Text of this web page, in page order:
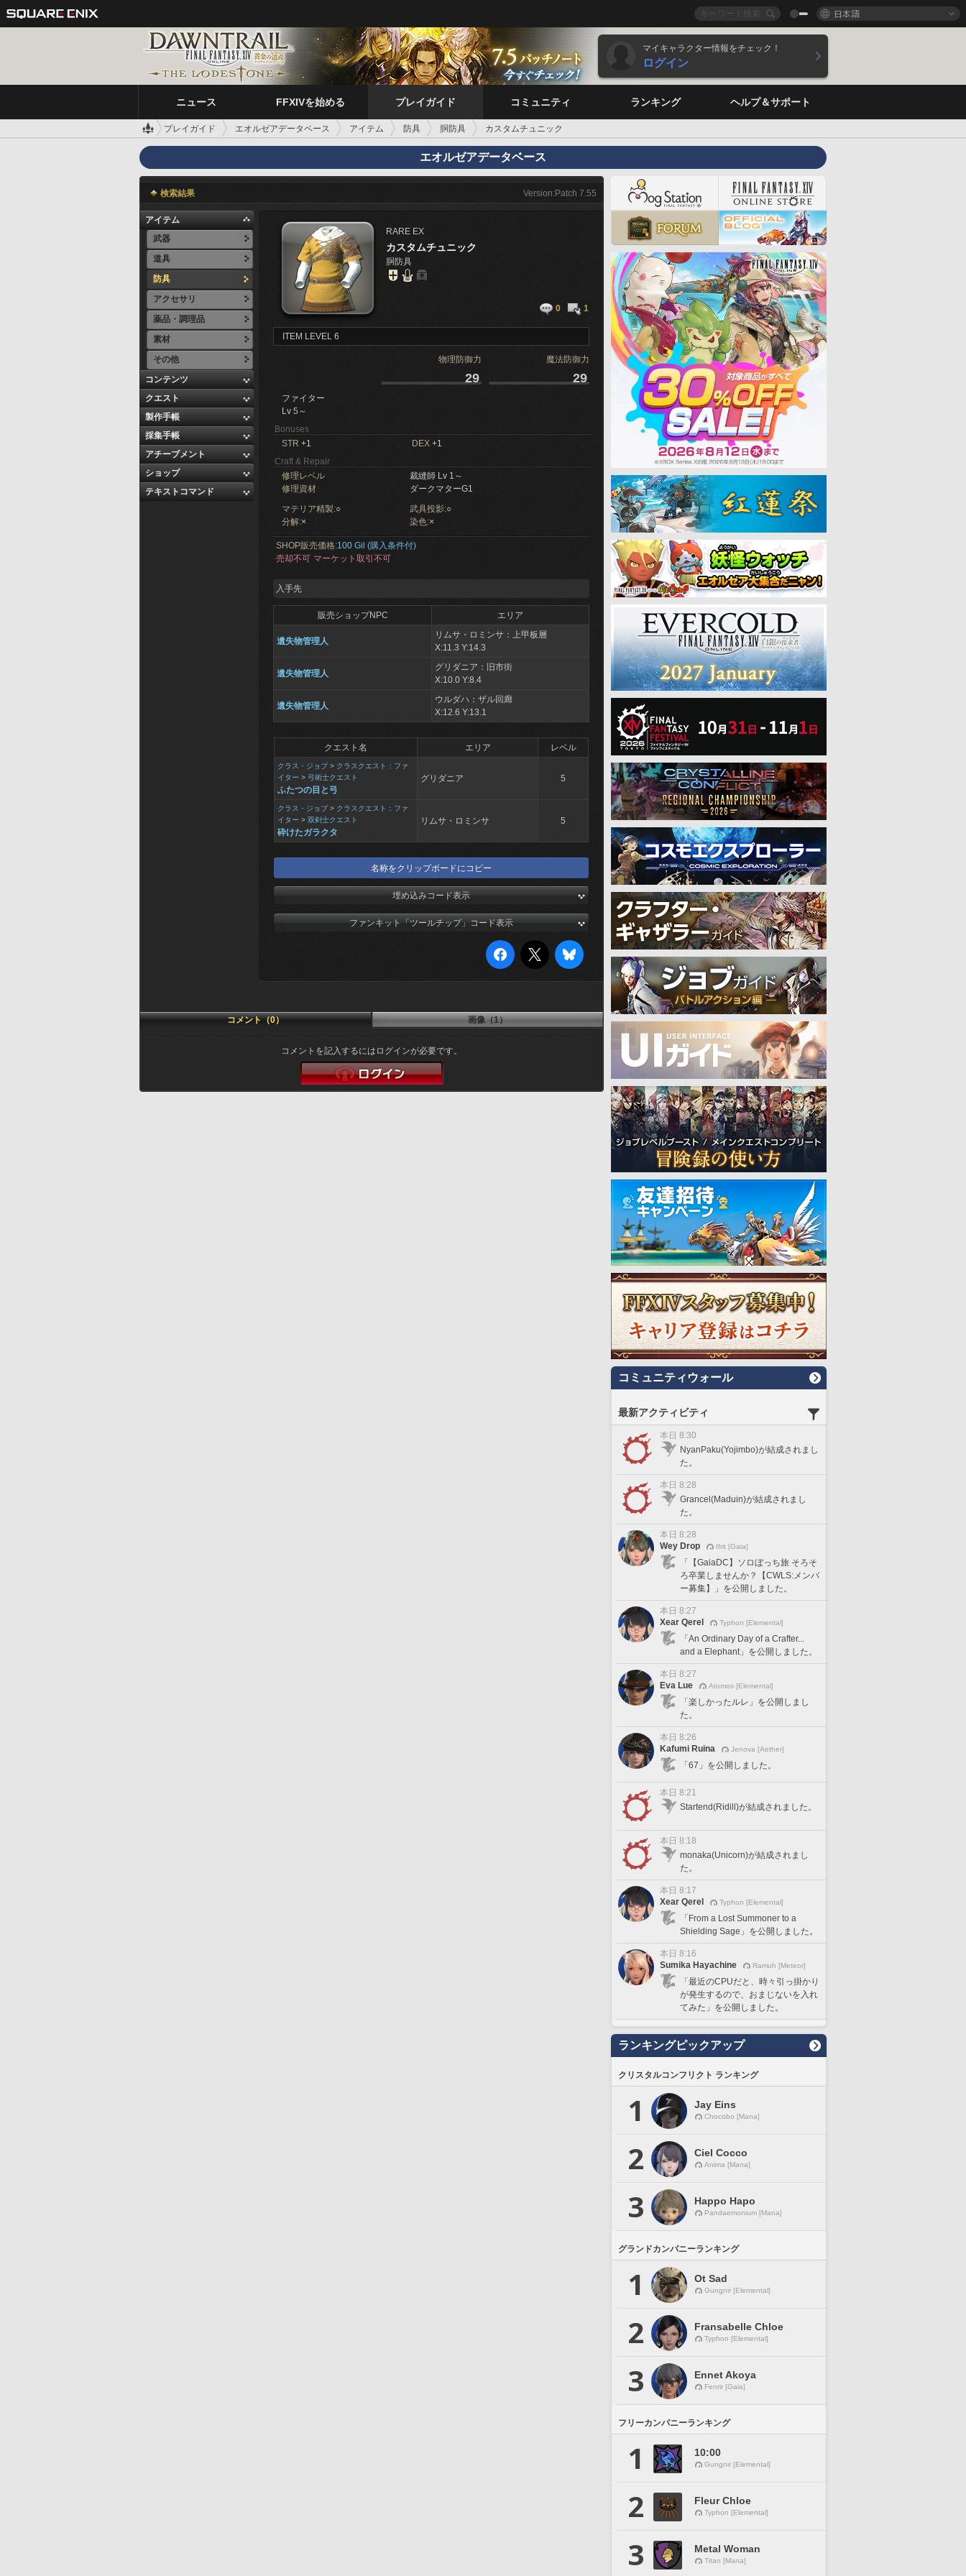
日本語
マイキャラクター情報をチェック！
ログイン
ニュース FFXIVを始める プレイガイド コミュニティ ランキング ヘルプ＆サポート
プレイガイド エオルゼアデータベース アイテム 防具 胴防具 カスタムチュニック
エオルゼアデータベース
検索結果 Version:Patch 7.55
アイテム
武器
道具
防具
アクセサリ
薬品・調理品
素材
その他
コンテンツ
クエスト
製作手帳
採集手帳
アチーブメント
ショップ
テキストコマンド
RARE EX
カスタムチュニック
胴防具
0 1
ITEM LEVEL 6
物理防御力 魔法防御力
29 29
ファイター
Lv 5～
Bonuses
STR +1 DEX +1
Craft & Repair
修理レベル
裁縫師 Lv 1～
修理資材
ダークマターG1
マテリア精製:○ 武具投影:○
分解:× 染色:×
SHOP販売価格:100 Gil (購入条件付)
売却不可 マーケット取引不可
入手先
販売ショップNPC エリア
遺失物管理人
リムサ・ロミンサ：上甲板層
X:11.3 Y:14.3
遺失物管理人
グリダニア：旧市街
X:10.0 Y:8.4
遺失物管理人
ウルダハ：ザル回廊
X:12.6 Y:13.1
クエスト名 エリア レベル
クラス・ジョブ > クラスクエスト：ファ
イター > 弓術士クエスト
ふたつの目と弓
グリダニア 5
クラス・ジョブ > クラスクエスト：ファ
イター > 双剣士クエスト
砕けたガラクタ
リムサ・ロミンサ 5
名称をクリップボードにコピー
埋め込みコード表示
ファンキット「ツールチップ」コード表示
コメント（0） 画像（1）
コメントを記入するにはログインが必要です。
コミュニティウォール
最新アクティビティ
本日 8:30
NyanPaku(Yojimbo)が結成されまし
た。
本日 8:28
Grancel(Maduin)が結成されまし
た。
本日 8:28
Wey Drop
Ifrit [Gaia]
「【GaiaDC】ソロぼっち旅 そろそ
ろ卒業しませんか？【CWLS:メンバ
ー募集】」を公開しました。
本日 8:27
Xear Qerel
Typhon [Elemental]
「An Ordinary Day of a Crafter...
and a Elephant」を公開しました。
本日 8:27
Eva Lue
Atomos [Elemental]
「楽しかったルレ」を公開しまし
た。
本日 8:26
Kafumi Ruina
Jenova [Aether]
「67」を公開しました。
本日 8:21
Startend(Ridill)が結成されました。
本日 8:18
monaka(Unicorn)が結成されまし
た。
本日 8:17
Xear Qerel
Typhon [Elemental]
「From a Lost Summoner to a
Shielding Sage」を公開しました。
本日 8:16
Sumika Hayachine
Ramuh [Meteor]
「最近のCPUだと、時々引っ掛かり
が発生するので、おまじないを入れ
てみた」を公開しました。
ランキングピックアップ
クリスタルコンフリクト ランキング
1 Jay Eins
Chocobo [Mana]
2 Ciel Cocco
Anima [Mana]
3 Happo Hapo
Pandaemonium [Mana]
グランドカンパニーランキング
1 Ot Sad
Gungnir [Elemental]
2 Fransabelle Chloe
Typhon [Elemental]
3 Ennet Akoya
Fenrir [Gaia]
フリーカンパニーランキング
1 10:00
Gungnir [Elemental]
2 Fleur Chloe
Typhon [Elemental]
3 Metal Woman
Titan [Mana]